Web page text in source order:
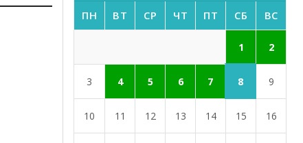
ПН ВТ СР ЧТ ПТ СБ ВС
1 2
3 4 5 6 7 8 9
10 11 12 13 14 15 16